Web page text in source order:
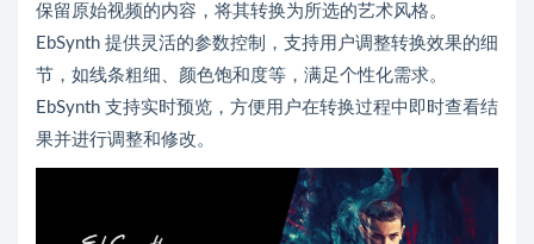
保留原始视频的内容，将其转换为所选的艺术风格。
EbSynth 提供灵活的参数控制，支持用户调整转换效果的细
节，如线条粗细、颜色饱和度等，满足个性化需求。
EbSynth 支持实时预览，方便用户在转换过程中即时查看结
果并进行调整和修改。